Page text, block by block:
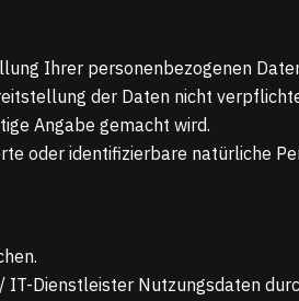
Ihrer personenbezogenen
der Daten nicht
Angabe gemacht wird.
oder identifizierbare natürliche
Dienstleister Nutzungsdaten